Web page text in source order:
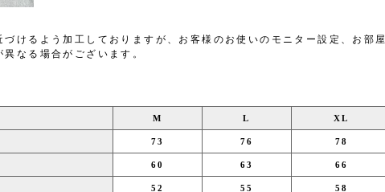
けるよう加工しておりますが、お客様のお使いのモニター設定、お部屋
なる場合がございます。
M L XL
73 76 78
60 63 66
52 55 58